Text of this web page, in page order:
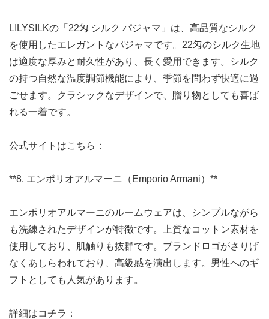
LILYSILKの「22匁 シルク パジャマ」は、高品質なシルク
を使用したエレガントなパジャマです。22匁のシルク生地
は適度な厚みと耐久性があり、長く愛用できます。シルク
の持つ自然な温度調節機能により、季節を問わず快適に過
ごせます。クラシックなデザインで、贈り物としても喜ば
れる一着です。
公式サイトはこちら：
**8. エンポリオアルマーニ（Emporio Armani）**
エンポリオアルマーニのルームウェアは、シンプルながら
も洗練されたデザインが特徴です。上質なコットン素材を
使用しており、肌触りも抜群です。ブランドロゴがさりげ
なくあしらわれており、高級感を演出します。男性へのギ
フトとしても人気があります。
詳細はコチラ：